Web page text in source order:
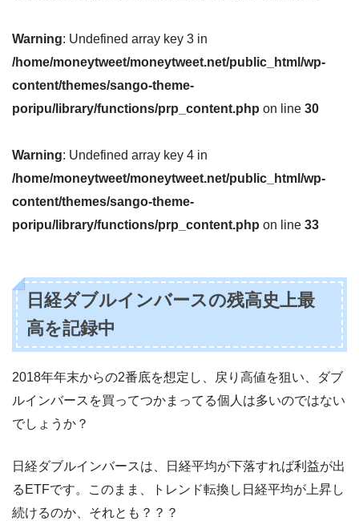
Warning: Undefined array key 3 in
/home/moneytweet/moneytweet.net/public_html/wp-
content/themes/sango-theme-
poripu/library/functions/prp_content.php on line 30
Warning: Undefined array key 4 in
/home/moneytweet/moneytweet.net/public_html/wp-
content/themes/sango-theme-
poripu/library/functions/prp_content.php on line 33
日経ダブルインバースの残高史上最
高を記録中
2018年年末からの2番底を想定し、戻り高値を狙い、ダブ
ルインバースを買ってつかまってる個人は多いのではない
でしょうか？
日経ダブルインバースは、日経平均が下落すれば利益が出
るETFです。このまま、トレンド転換し日経平均が上昇し
続けるのか、それとも？？？